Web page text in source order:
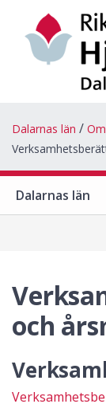
Dalarnas län
Dalarnas län
och